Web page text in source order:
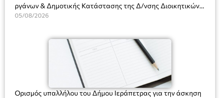
ργάνων & Δημοτικής Κατάστασης της Δ/νσης Διοικητικών
Υπηρεσιών για αποφάσεις, πιστοποιητικά, πράξεις και
(Ν. 5314/2026).»
05/08/2026
Ορισμός υπαλλήλου του Δήμου Ιεράπετρας για την άσκηση